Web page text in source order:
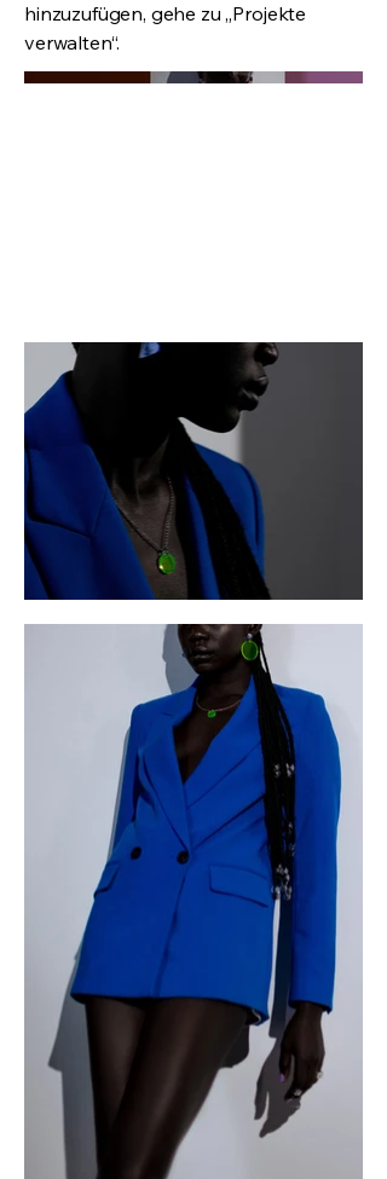
hinzuzufügen, gehe zu „Projekte
verwalten“.